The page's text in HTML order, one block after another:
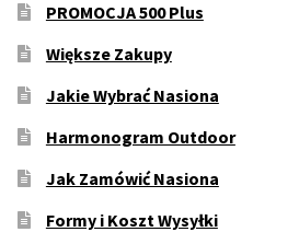
PROMOCJA 500 Plus
Większe Zakupy
Jakie Wybrać Nasiona
Harmonogram Outdoor
Jak Zamówić Nasiona
Formy i Koszt Wysyłki